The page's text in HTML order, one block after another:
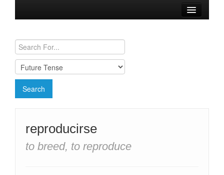
Conjugation Charts
Need a Spanish Tutor?
reproducirse
to breed, to reproduce